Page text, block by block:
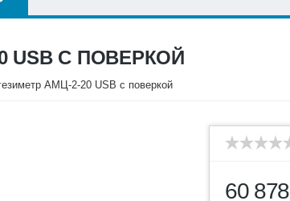
USB С ПОВЕРКОЙ
АМЦ-2-20 USB с поверкой
60 878